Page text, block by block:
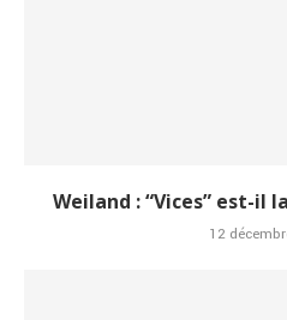
Weiland : “Vices” est-il
12